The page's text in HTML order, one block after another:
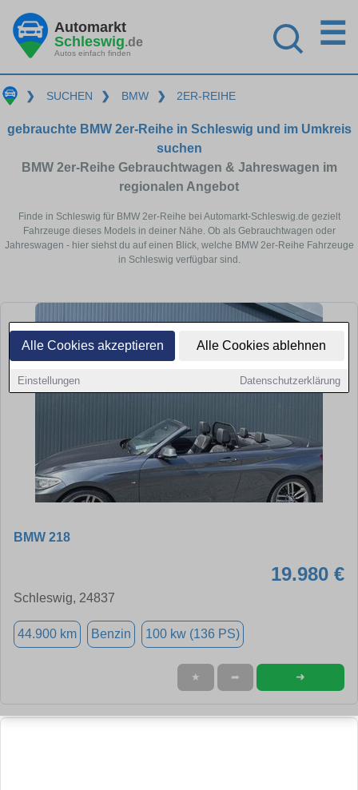
Alle Cookies akzeptieren Alle Cookies ablehnen
Einstellungen Datenschutzerklärung
Automarkt
Schleswig.de
Autos einfach finden
☰
❯ SUCHEN ❯ BMW ❯ 2ER-REIHE
gebrauchte BMW 2er-Reihe in Schleswig und im Umkreis
suchen
BMW 2er-Reihe Gebrauchtwagen & Jahreswagen im
regionalen Angebot
Finde in Schleswig für BMW 2er-Reihe bei Automarkt-Schleswig.de gezielt
Fahrzeuge dieses Models in deiner Nähe. Ob als Gebrauchtwagen oder
Jahreswagen - hier siehst du auf einen Blick, welche BMW 2er-Reihe Fahrzeuge
in Schleswig verfügbar sind.
BMW 218
19.980 €
Schleswig, 24837
44.900 km Benzin 100 kw (136 PS)
★ ➦ ➜